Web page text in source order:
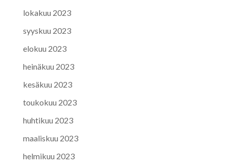
lokakuu 2023
syyskuu 2023
elokuu 2023
heinäkuu 2023
kesäkuu 2023
toukokuu 2023
huhtikuu 2023
maaliskuu 2023
helmikuu 2023